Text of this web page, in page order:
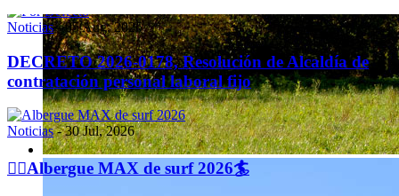
Noticias -05 Aug, 2026
DECRETO 2026-0178, Resolución de Alcaldía de
contratación personal laboral fijo
Noticias -30 Jul, 2026
🏄‍♀️Albergue MAX de surf 2026🏄